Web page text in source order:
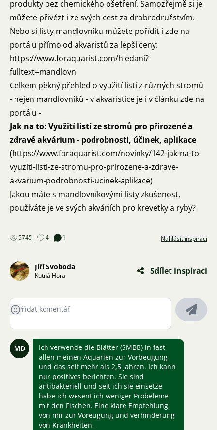
produkty bez chemického ošetření. Samozřejmě si je
můžete přivézt i ze svých cest za drobrodružstvím.
Nebo si listy mandlovníku můžete pořídit i zde na
portálu přímo od akvaristů za lepší ceny:
https://www.foraquarist.com/hledani?
fulltext=mandlovn
Celkem pěkný přehled o využití listí z různých stromů
- nejen mandlovníků - v akvaristice je i v článku zde na
portálu -
Jak na to: Využití listí ze stromů pro přirozené a
zdravé akvárium - podrobnosti, účinek, aplikace
(https://www.foraquarist.com/novinky/142-jak-na-to-
vyuziti-listi-ze-stromu-pro-prirozene-a-zdrave-
akvarium-podrobnosti-ucinek-aplikace)
Jakou máte s mandlovníkovými listy zkušenost,
používáte je ve svých akváriích pro krevetky a ryby?
5745 4 1 Nahlásit inspiraci
Jiří Svoboda
Kutná Hora Sdílet inspiraci
MD
Ich verwende die Blätter (SMBB) in fast
allen meinen Aquarien zur Vorbeugung
und das seit mehr als 2,5 Jahren. Ich kann
nur positives berichten. Sie sind
antibakteriell und seit ich sie einsetze
habe ich wesentlich weniger Probeleme
mit den Fischen. Eine klare Empfehlung
von mir zur Voreugung und verhinderung
von Krankheiten.